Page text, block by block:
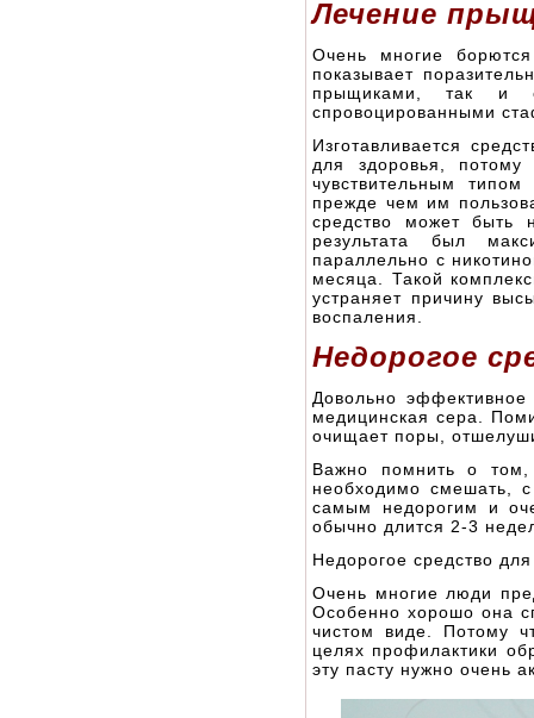
Лечение
Очень многие
показывает
прыщиками, так и
спровоцированными
Изготавливается
для здоровья,
чувствительным
прежде чем им
средство может быть
результата был
параллельно с
месяца. Такой
устраняет причину
воспаления.
Недорогое
Довольно
медицинская сера.
очищает поры,
Важно помнить о том,
необходимо смешать,
самым недорогим и
обычно длится 2-3
Недорогое средство
Очень многие люди
Особенно хорошо она
чистом виде. Потому
целях профилактики
эту пасту нужно очень